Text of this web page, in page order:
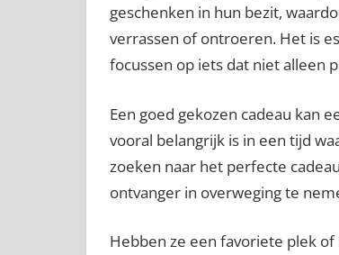
geschenken in hun bezit,
verrassen of ontroeren. Het is
focussen op iets dat niet alleen
Een goed gekozen cadeau kan
vooral belangrijk is in een tijd
zoeken naar het perfecte
ontvanger in overweging te
Hebben ze een favoriete plek